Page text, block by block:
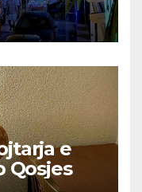
e
Qosjes